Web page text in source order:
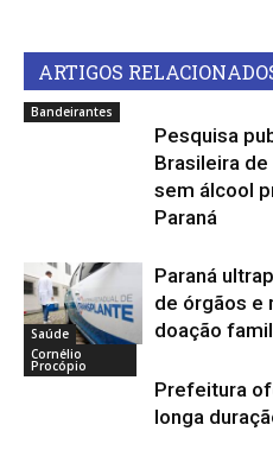
ARTIGOS
Bandeirantes
Pesquisa
Brasileira
sem álcool
Paraná
Saúde
Paraná
de órgãos e
doação
Cornélio
Procópio
Prefeitura
longa